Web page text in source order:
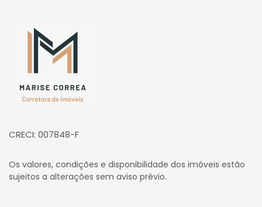
Página inicial
CRECI: 007848-F
Os valores, condições e disponibilidade dos imóveis estão
sujeitos a alterações sem aviso prévio.